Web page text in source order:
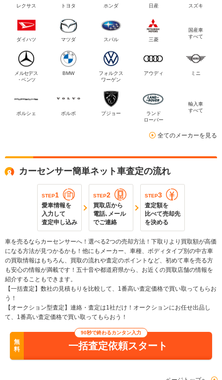
レクサス トヨタ ホンダ 日産 スズキ
ダイハツ マツダ スバル 三菱
国産車
すべて
メルセデス
・ベンツ
BMW
フォルクス
ワーゲン
アウディ ミニ
ポルシェ ボルボ プジョー
ランド
ローバー
輸入車
すべて
全てのメーカーを見る
カーセンサー簡単ネット車査定の流れ
STEP1
愛車情報を
入力して
査定申し込み
STEP2
買取店から
電話､メール
でご連絡
STEP3
査定額を
比べて売却先
を決める
車を売るならカーセンサーへ！選べる2つの売却方法！下取りより買取額が高価
になる方法が見つかるかも！他にもメーカー、車種、ボディタイプ別の中古車
の買取情報はもちろん、買取の流れや査定のポイントなど、初めて車を売る方
も安心の情報が満載です！五十音や都道府県から、お近くの買取店舗の情報を
紹介することもできます。
【一括査定】数社の見積もりを比較して、1番高い査定価格で買い取ってもらお
う！
【オークション型査定】連絡・査定は1社だけ！オークションにお任せ出品し
て、1番高い査定価格で買い取ってもらおう！
無
料
90秒で終わるカンタン入力
一括査定依頼スタート